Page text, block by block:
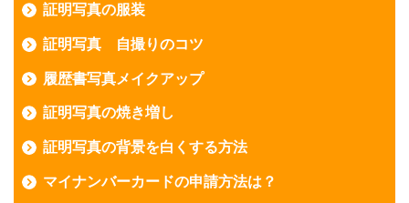
証明写真の服装
証明写真 自撮りのコツ
履歴書写真メイクアップ
証明写真の焼き増し
証明写真の背景を白くする方法
マイナンバーカードの申請方法は？